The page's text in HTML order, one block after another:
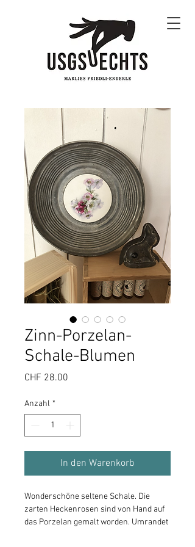
Zinn-Porzelan-
Schale-Blumen
CHF 28.00
Anzahl *
In den Warenkorb
Wonderschöne seltene Schale. Die
zarten Heckenrosen sind von Hand auf
das Porzelan gemalt worden. Umrandet